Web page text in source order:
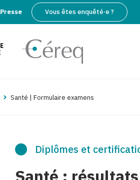
Presse Vous êtes enquêté·e ?
Santé | Formulaire examens
Diplômes et